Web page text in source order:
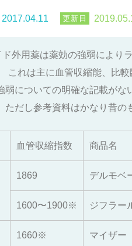
2017.04.11
ド外用薬は薬効の強弱によ
れは主に血管収縮能、比較
弱についての明確な記載が
ただし参考資料はかなり昔の
血管収縮指数 商品名
1869 デルモベ
1600〜1900※ ジフラー
1660※ マイザー